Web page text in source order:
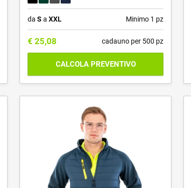
da S a XXL Minimo 1 pz
€ 25,08 cadauno per 500 pz
CALCOLA PREVENTIVO